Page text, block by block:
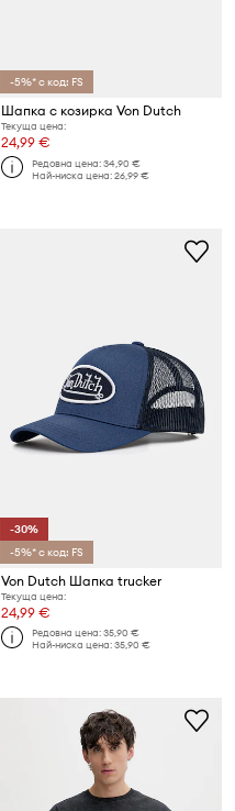
-5%* с код: FS
Шапка с козирка Von Dutch
Текуща цена:
24,99 €
Редовна цена:34,90 €
Най-ниска цена:26,99 €
-30%
-5%* с код: FS
Von Dutch Шапка trucker
Текуща цена:
24,99 €
Редовна цена:35,90 €
Най-ниска цена:35,90 €